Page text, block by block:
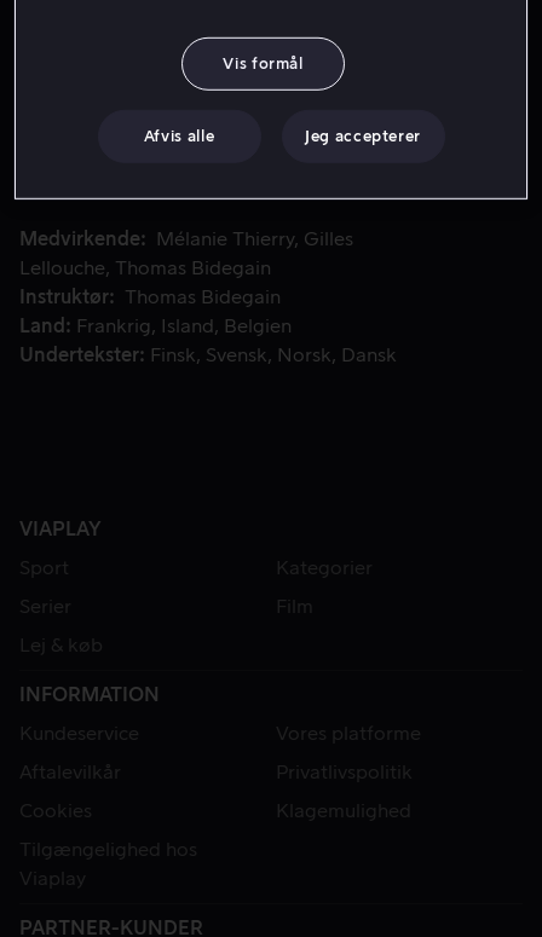
Vincent og Laura lever i et passioneret men ustabilt
Vincent og Laura lever i et passioneret men ustabilt
sig ud på et sejleventyr. Ud for Chiles kyst udforsker de
Næste morgen er deres båd væk.
Medvirkende
Mélanie Thierry Gilles
Lellouche
Thomas Bidegain
Instruktør
Thomas Bidegain
Land
Frankrig Island
Belgien
Undertekster
Finsk Svensk Norsk Dansk
VIAPLAY
Sport
Kategorier
Serier
Film
Lej & køb
INFORMATION
Kundeservice
Vores platforme
Aftalevilkår
Privatlivspolitik
Cookies
Klagemulighed
Tilgængelighed hos
Viaplay
PARTNER-KUNDER
Vis formål
Afvis alle Jeg accepterer